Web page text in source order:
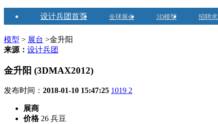
设计兵团首页 全球展会 3D模型 招聘
模型 > 展台 >​金升阳
来源： 设计兵团
​金升阳 (3DMAX2012)
发布时间： 2018-01-10 15:47:25 1019 2
展商
价格26 兵豆